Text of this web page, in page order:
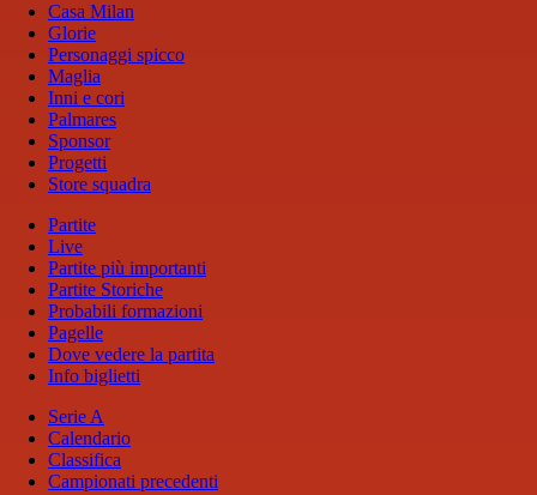
Casa Milan
Glorie
Personaggi spicco
Maglia
Inni e cori
Palmares
Sponsor
Progetti
Store squadra
Partite
Live
Partite più importanti
Partite Storiche
Probabili formazioni
Pagelle
Dove vedere la partita
Info biglietti
Serie A
Calendario
Classifica
Campionati precedenti